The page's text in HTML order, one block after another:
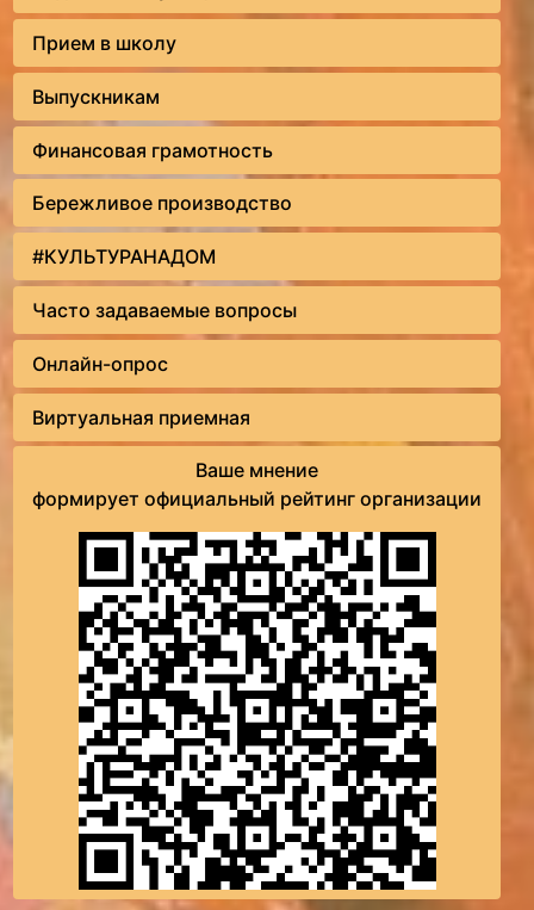
Прием в школу
Выпускникам
Финансовая грамотность
Бережливое производство
#КУЛЬТУРАНАДОМ
Часто задаваемые вопросы
Онлайн-опрос
Виртуальная приемная
Ваше мнение
формирует официальный рейтинг организации